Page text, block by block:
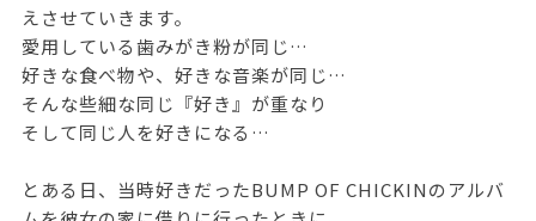
えさせていきます。
愛用している歯みがき粉が同じ…
好きな食べ物や、好きな音楽が同じ…
そんな些細な同じ『好き』が重なり
そして同じ人を好きになる…
とある日、当時好きだったBUMP OF CHICKINのアルバ